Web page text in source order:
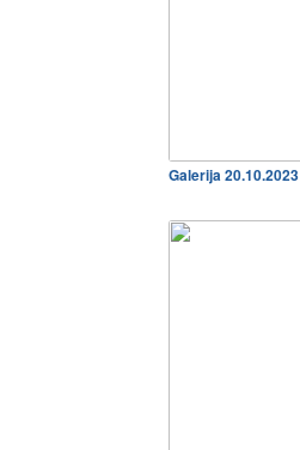
Galerija 20.10.2023